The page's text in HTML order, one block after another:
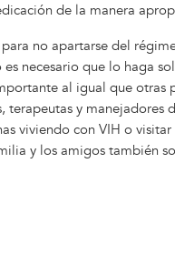
de la manera
no apartarse del
necesario que lo haga
al igual que otras
terapeutas y manejadores
viviendo con VIH o
y los amigos también